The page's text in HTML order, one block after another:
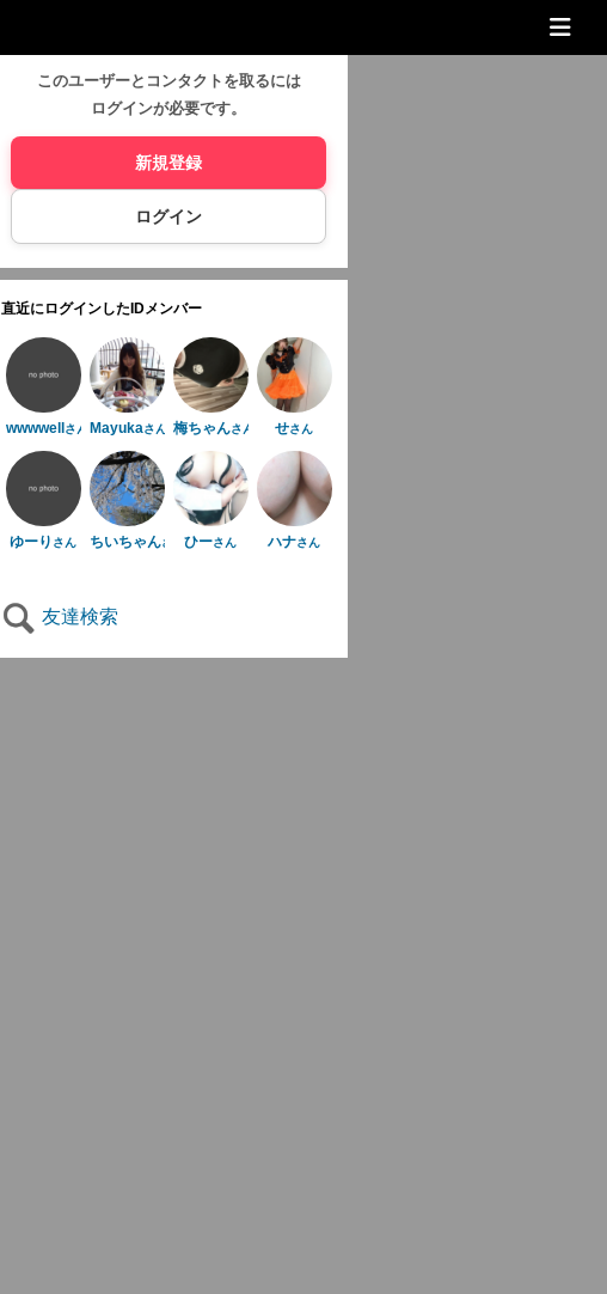
このユーザーとコンタクトを取るには
ログインが必要です。
新規登録
ログイン
直近にログインしたIDメンバー
wwwwell さん Mayukaさん 梅ちゃんさん せさん
ゆーり さん ちいちゃんさんひーさん ハナさん
友達検索